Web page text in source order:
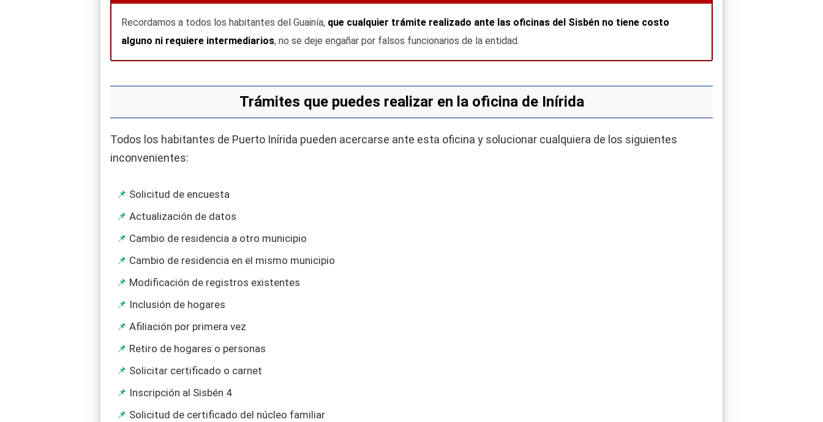
Recordamos a todos los habitantes del Guainía, que cualquier trámite realizado ante las oficinas del Sisbén no tiene costo
alguno ni requiere intermediarios, no se deje engañar por falsos funcionarios de la entidad.
Trámites que puedes realizar en la oficina de Inírida
Todos los habitantes de Puerto Inírida pueden acercarse ante esta oficina y solucionar cualquiera de los siguientes
inconvenientes:
Solicitud de encuesta
Actualización de datos
Cambio de residencia a otro municipio
Cambio de residencia en el mismo municipio
Modificación de registros existentes
Inclusión de hogares
Afiliación por primera vez
Retiro de hogares o personas
Solicitar certificado o carnet
Inscripción al Sisbén 4
Solicitud de certificado del núcleo familiar